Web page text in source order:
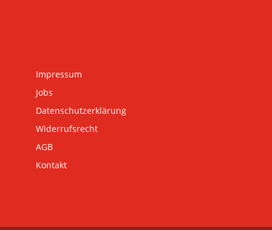
Impressum
Jobs
Datenschutzerklärung
Widerrufsrecht
AGB
Kontakt